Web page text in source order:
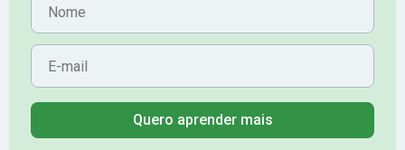
E-mail
Quero aprender mais